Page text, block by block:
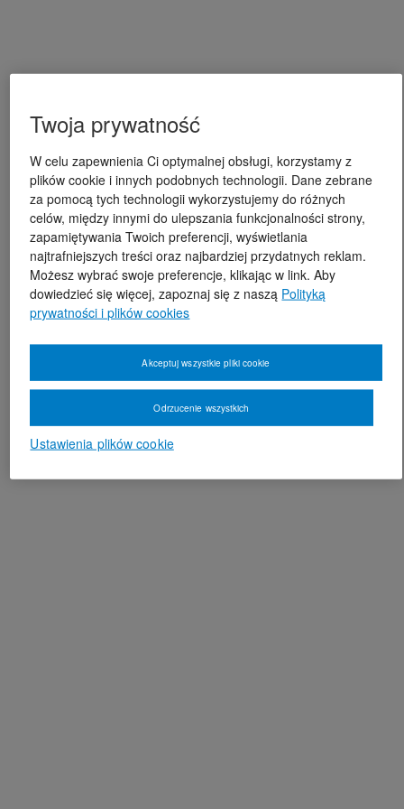
Twoja prywatność
W celu zapewnienia Ci optymalnej obsługi, korzystamy z
plików cookie i innych podobnych technologii. Dane zebrane
za pomocą tych technologii wykorzystujemy do różnych
celów, między innymi do ulepszania funkcjonalności strony,
zapamiętywania Twoich preferencji, wyświetlania
najtrafniejszych treści oraz najbardziej przydatnych reklam.
Możesz wybrać swoje preferencje, klikając w link. Aby
dowiedzieć się więcej, zapoznaj się z naszą Polityką
prywatności i plików cookies
Ustawienia plików cookie
Odrzucenie wszystkich
Akceptuj wszystkie pliki cookie